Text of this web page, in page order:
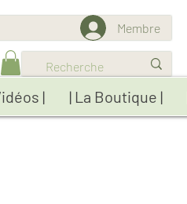
Membre
| | La Boutique |